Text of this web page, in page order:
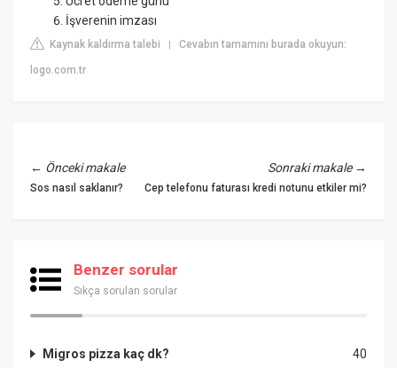
İşverenin imzası
Kaynak kaldırma talebi |Cevabın tamamını burada okuyun:
logo.com.tr
← Önceki makale
Sos nasıl saklanır?
Sonraki makale→
Cep telefonu faturası kredi notunu etkiler mi?
Benzer sorular
Sıkça sorulan sorular
40
Migros pizza kaç dk?